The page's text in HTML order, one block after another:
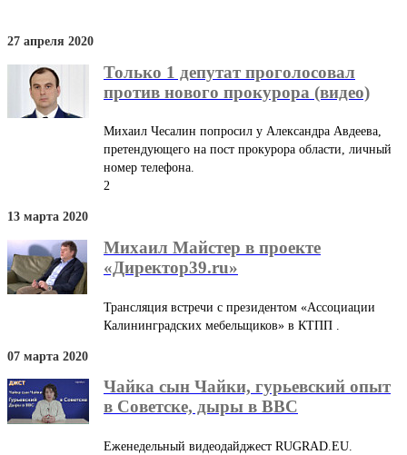
27 апреля 2020
Только 1 депутат проголосовал
против нового прокурора (видео)
Михаил Чесалин попросил у Александра Авдеева,
претендующего на пост прокурора области, личный
номер телефона.
2
13 марта 2020
Михаил Майстер в проекте
«Директор39.ru»
Трансляция встречи с президентом «Ассоциации
Калининградских мебельщиков» в КТПП .
07 марта 2020
Чайка сын Чайки, гурьевский опыт
в Советске, дыры в ВВС
Еженедельный видеодайджест RUGRAD.EU.